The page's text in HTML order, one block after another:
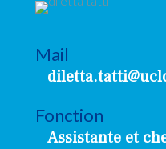
Mail
Fonction
Assistante et